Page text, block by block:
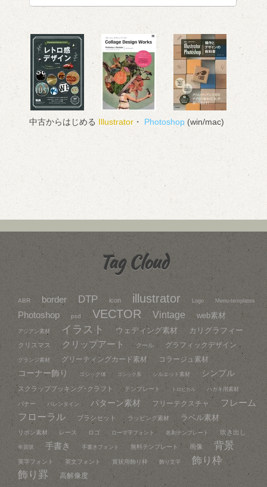
中古からはじめる Illustrator ・Photoshop (win/mac)
Tag Cloud
ABR border DTP icon illustrator Logo Menu-templates
Photoshop psd VECTOR Vintage web素材
アジアン素材 イラスト ウェディング素材 カリグラフィー
クリスマス クリップアート クール グラフィックデザイン
グランジ素材 グリーティングカード素材 コラージュ素材
コーナー飾り ゴシック体 ゴシック系 シルエット素材 シンプル
スクラップブッキング･クラフト テンプレート トロピカル ハガキ用素材
バナー バレンタイン パターン素材 フリーテクスチャ
フレーム
フローラル
ブラシセット ラッピング素材 ラベル素材
リボン素材 レース ロゴ ローマ字フォント 名刺テンプレート 吹き出し
年賀状 手書き 手書きフォント 無料テンプレート 画像 背景
英字フォント 英文フォント 賞状用飾り枠 飾り文字 飾り枠
飾り罫 高解像度